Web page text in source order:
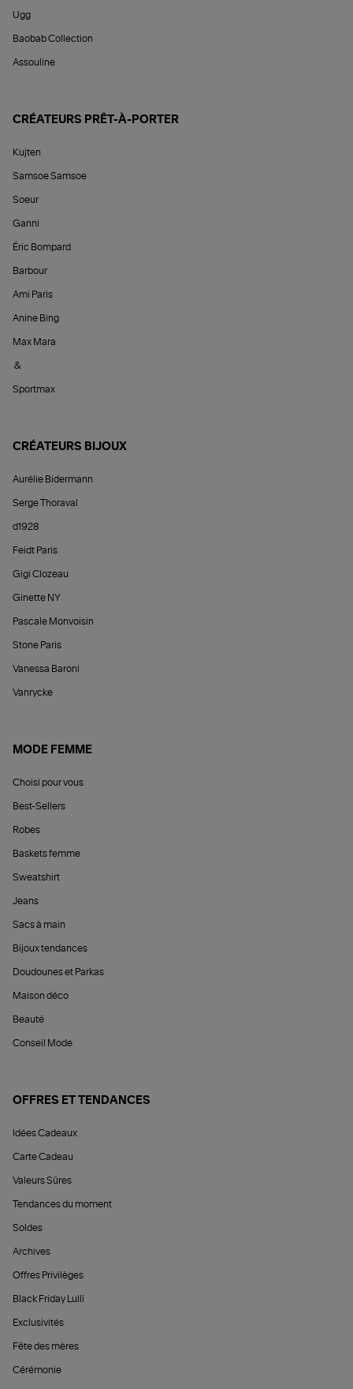
Ugg
Baobab Collection
Assouline
CRÉATEURS PRÊT-À-PORTER
Kujten
Samsoe Samsoe
Soeur
Ganni
Éric Bompard
Barbour
Ami Paris
Anine Bing
Max Mara
&
Sportmax
CRÉATEURS BIJOUX
Aurélie Bidermann
Serge Thoraval
d1928
Feidt Paris
Gigi Clozeau
Ginette NY
Pascale Monvoisin
Stone Paris
Vanessa Baroni
Vanrycke
MODE FEMME
Choisi pour vous
Best-Sellers
Robes
Baskets femme
Sweatshirt
Jeans
Sacs à main
Bijoux tendances
Doudounes et Parkas
Maison déco
Beauté
Conseil Mode
OFFRES ET TENDANCES
Idées Cadeaux
Carte Cadeau
Valeurs Sûres
Tendances du moment
Soldes
Archives
Offres Privilèges
Black Friday Lulli
Exclusivités
Fête des mères
Cérémonie